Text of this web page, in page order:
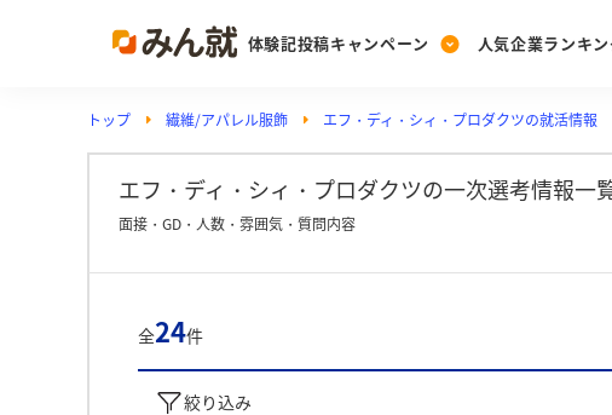
体験記投稿キャンペーン
Post
投稿する
人気企業ランキ
Ranking
ランキングを見る
Vote
PickUp
注目の企業特集
トップ 繊維/アパレル服飾 エフ・ディ・シィ・プロダクツの就活情報
エフ・ディ・シィ・プロダクツの一次選考情報一
面接・GD・人数・雰囲気・質問内容
全24件
絞り込み